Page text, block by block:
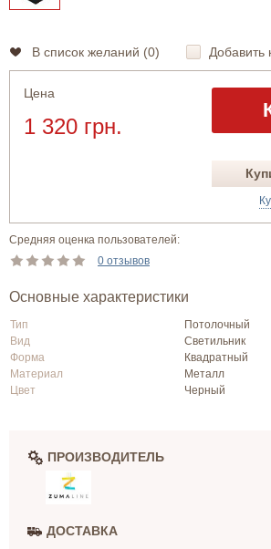
В список желаний (0) Добавить
Цена
1 320 грн.
Средняя оценка пользователей:
0 отзывов
Основные характеристики
Тип
Потолочный
Вид
Светильник
Форма
Квадратный
Материал
Металл
Цвет
Черный
ПРОИЗВОДИТЕЛЬ
ДОСТАВКА